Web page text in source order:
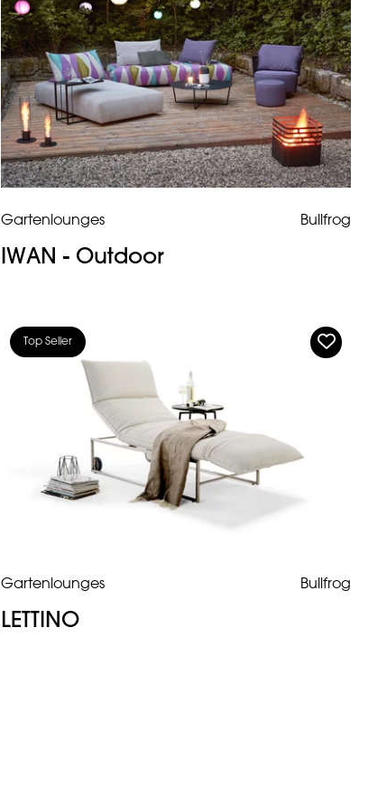
Gartenlounges Bullfrog
IWAN - Outdoor
Top Seller
Gartenlounges Bullfrog
LETTINO